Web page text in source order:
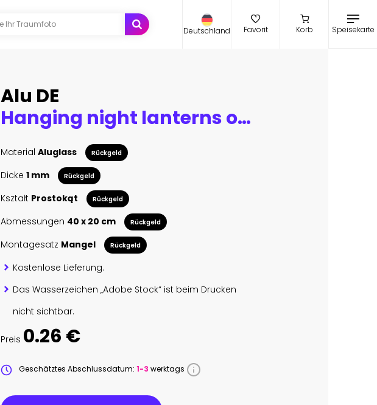
Deutschland Favorit Korb Speisekarte
Alu DE
Hanging night lanterns on the pier, against the backdrop of a sea evening landscape with sunset. Palm tree branches, silhouettes, sunlight. Wooden table. Night view, open-air seascape.
Material Aluglass Rückgeld
Dicke 1 mm Rückgeld
Kształt Prostokąt Rückgeld
Abmessungen 40 x 20 cm Rückgeld
Montagesatz Mangel Rückgeld
Kostenlose Lieferung.
Das Wasserzeichen „Adobe Stock“ ist beim Drucken
nicht sichtbar.
Preis 0.26 €
Geschätztes Abschlussdatum: 1-3 werktags